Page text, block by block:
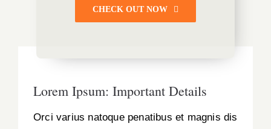
CHECK OUT NOW
Lorem Ipsum: Important Details
Orci varius natoque penatibus et magnis dis